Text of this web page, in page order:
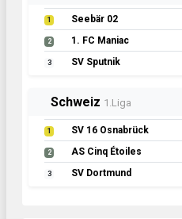
1 Seebär 02
2 1. FC Maniac
3 SV Sputnik
Schweiz 1.Liga
1 SV 16 Osnabrück
2 AS Cinq Étoiles
3 SV Dortmund